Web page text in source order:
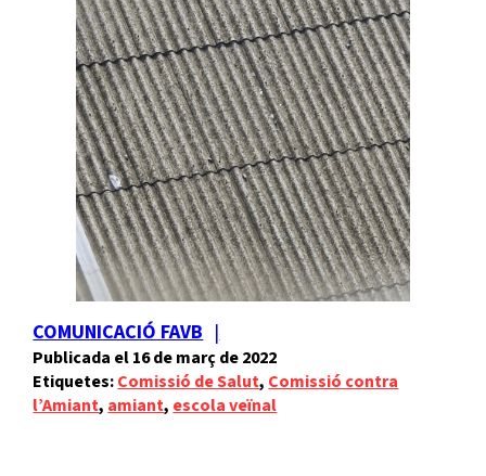
COMUNICACIÓ FAVB
16 de març de 2022
Etiquetes:Comissió de Salut, Comissió contra
l’Amiant, amiant, escola veïnal